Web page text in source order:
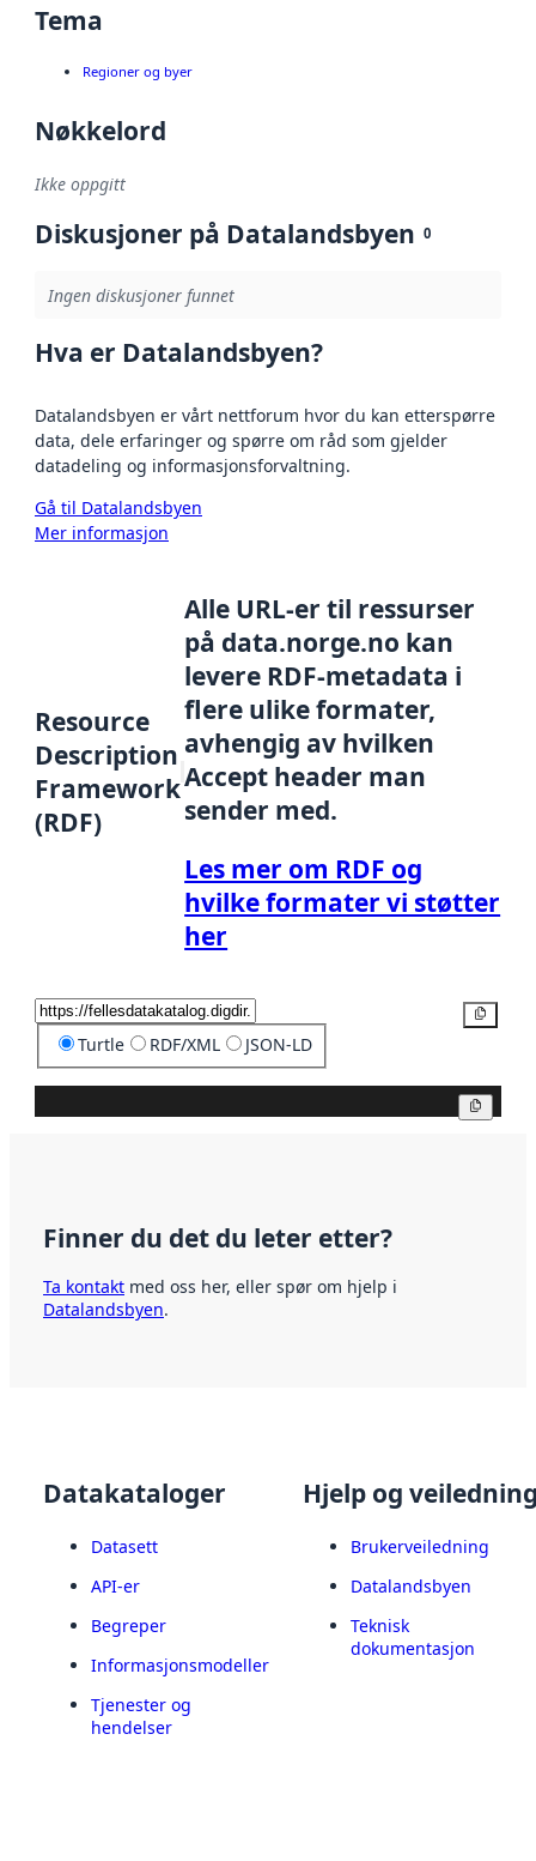
Tema
Regioner og byer
Nøkkelord
Ikke oppgitt
Diskusjoner på Datalandsbyen 0
Ingen diskusjoner funnet
Hva er Datalandsbyen?
Datalandsbyen er vårt nettforum hvor du kan etterspørre
data, dele erfaringer og spørre om råd som gjelder
datadeling og informasjonsforvaltning.
Gå til Datalandsbyen
Mer informasjon
Resource
Description
Framework
(RDF)
Alle URL-er til ressurser
på data.norge.no kan
levere RDF-metadata i
flere ulike formater,
avhengig av hvilken
Accept header man
sender med.
Les mer om RDF og
hvilke formater vi støtter
her
Turtle RDF/XML JSON-LD
Finner du det du leter etter?
Ta kontakt med oss her, eller spør om hjelp i
Datalandsbyen.
Datakataloger
Datasett
API-er
Begreper
Informasjonsmodeller
Tjenester og
hendelser
Hjelp og
Brukerveiledning
Datalandsbyen
Teknisk
dokumentasjon